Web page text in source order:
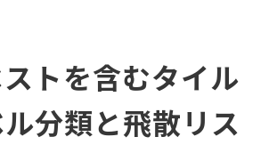
トを含むタイル
分類と飛散リス